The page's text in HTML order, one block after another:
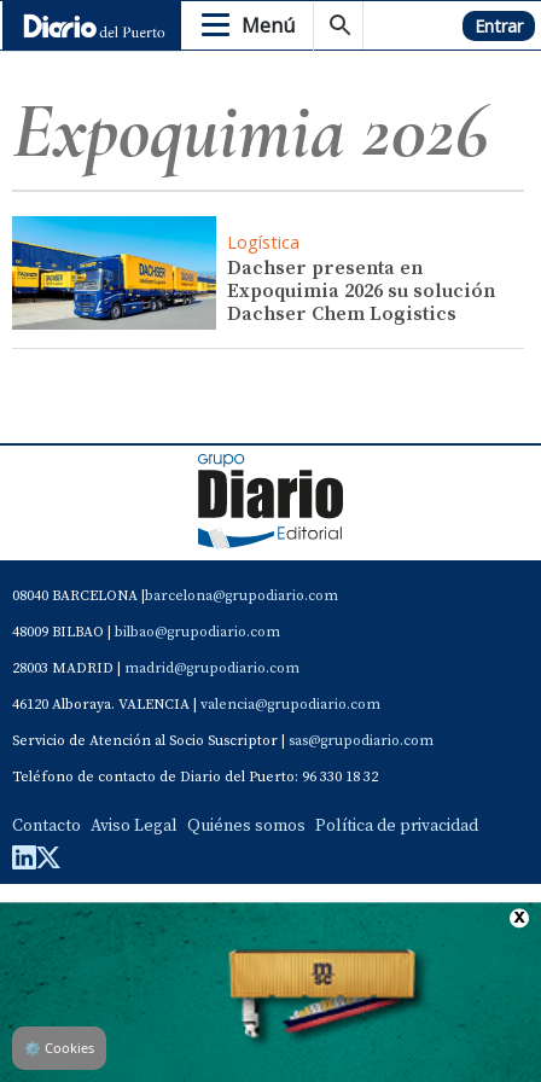
Menú Hemeroteca Entrar
Expoquimia 2026
Logística
Dachser presenta en
Expoquimia 2026 su solución
Dachser Chem Logistics
08040 BARCELONA | barcelona@grupodiario.com
48009 BILBAO | bilbao@grupodiario.com
28003 MADRID | madrid@grupodiario.com
46120 Alboraya. VALENCIA | valencia@grupodiario.com
Servicio de Atención al Socio Suscriptor | sas@grupodiario.com
Teléfono de contacto de Diario del Puerto: 96 330 18 32
Contacto Aviso Legal Quiénes somos Política de privacidad
⚙ Cookies